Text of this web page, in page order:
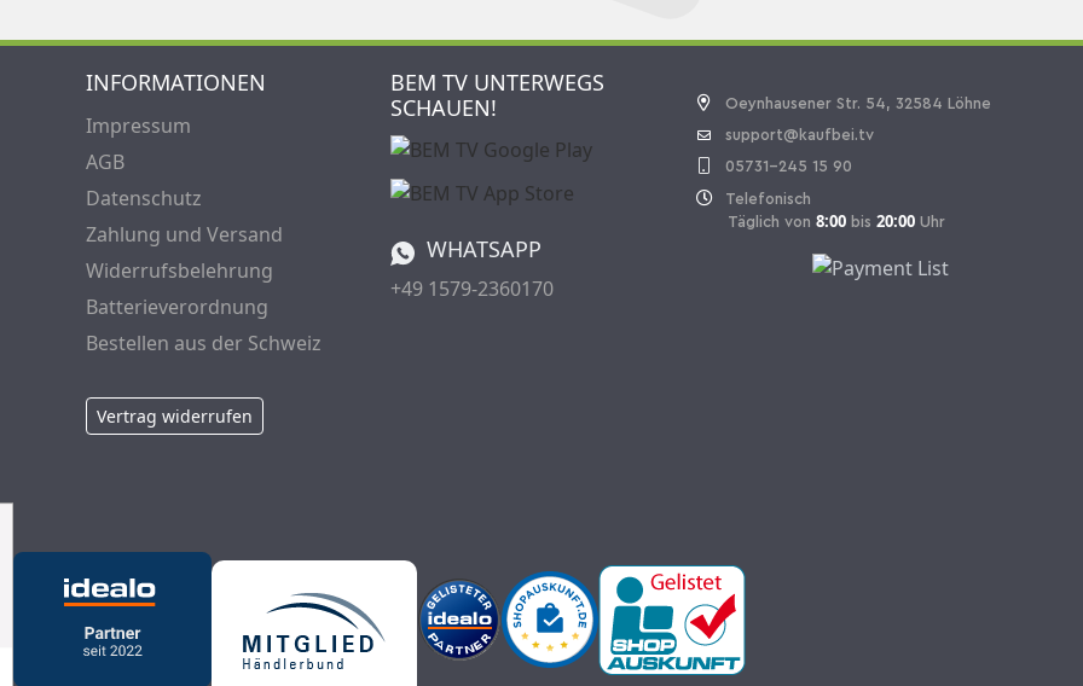
INFORMATIONEN
Impressum
AGB
Datenschutz
Zahlung und Versand
Widerrufsbelehrung
Batterieverordnung
Bestellen aus der Schweiz
Vertrag widerrufen
BEM TV UNTERWEGS
SCHAUEN!
WHATSAPP
+49 1579-2360170
Oeynhausener Str. 54, 32584 Löhne
support@kaufbei.tv
05731-245 15 90
Telefonisch
Täglich von 8:00 bis 20:00 Uhr